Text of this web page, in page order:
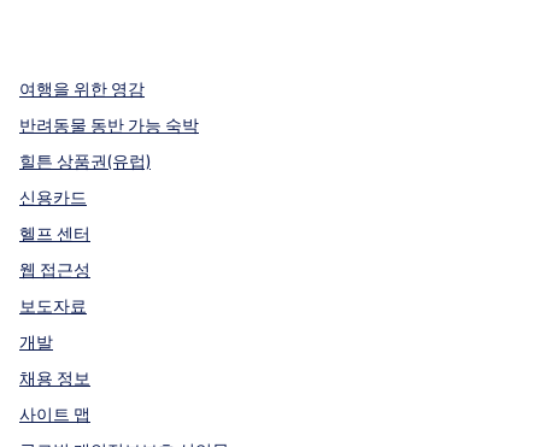
여행을 위한 영감
반려동물 동반 가능 숙박
힐튼 상품권(유럽)
신용카드
헬프 센터
웹 접근성
보도자료
개발
채용 정보
사이트 맵